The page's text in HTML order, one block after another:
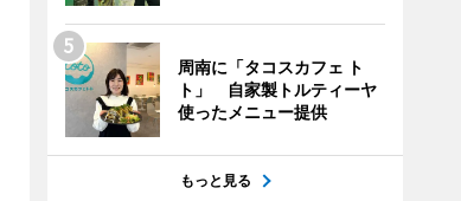
周南に「タコスカフェ ト
ト」 自家製トルティーヤ
使ったメニュー提供
もっと見る